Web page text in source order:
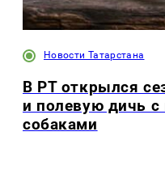
Новости Татарстана
В РТ открылся
и полевую дичь
собаками